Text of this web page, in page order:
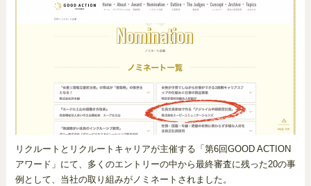
リクルートとリクルートキャリアが主催する「第6回GOOD ACTION
アワード」にて、多くのエントリーの中から最終審査に残った20の事
例として、当社の取り組みがノミネートされました。